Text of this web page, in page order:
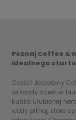
Poznaj Coffee &
idealnego
Cześć! Jesteśmy
że każdy dzień w
kubka ulubionej
wody pitnej, które